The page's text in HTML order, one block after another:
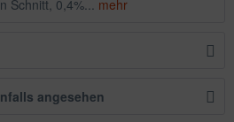
Schnitt, 0,4%... mehr
angesehen